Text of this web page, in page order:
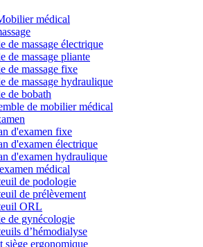
médical
de massage électrique
de massage pliante
de massage fixe
de massage hydraulique
de bobath
de mobilier médical
d'examen fixe
d'examen électrique
d'examen hydraulique
médical
de podologie
de prélèvement
ORL
de gynécologie
d’hémodialyse
siège ergonomique